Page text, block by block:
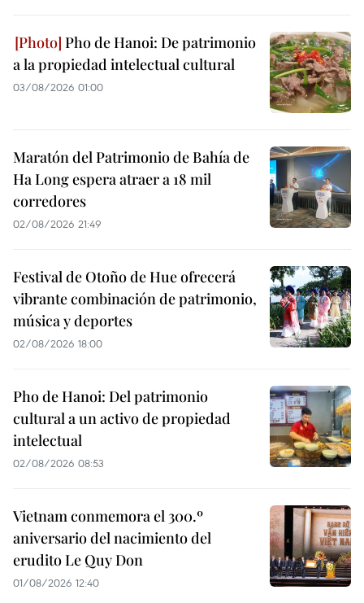
Pho de Hanoi: De patrimonio
a la propiedad intelectual cultural
03/08/2026 01:00
Maratón del Patrimonio de Bahía de
Ha Long espera atraer a 18 mil
corredores
02/08/2026 21:49
Festival de Otoño de Hue ofrecerá
vibrante combinación de patrimonio,
música y deportes
02/08/2026 18:00
Pho de Hanoi: Del patrimonio
cultural a un activo de propiedad
intelectual
02/08/2026 08:53
Vietnam conmemora el 300.º
aniversario del nacimiento del
erudito Le Quy Don
01/08/2026 12:40